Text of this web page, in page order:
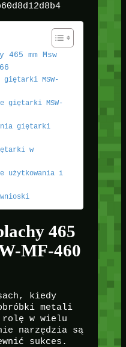
mm Msw
giętarki MSW-
giętarki MSW-
giętarki
w
użytkowania i
wnioski
465
MF-460
kiedy
metali
rolę w wielu
narzędzia są
sukces.